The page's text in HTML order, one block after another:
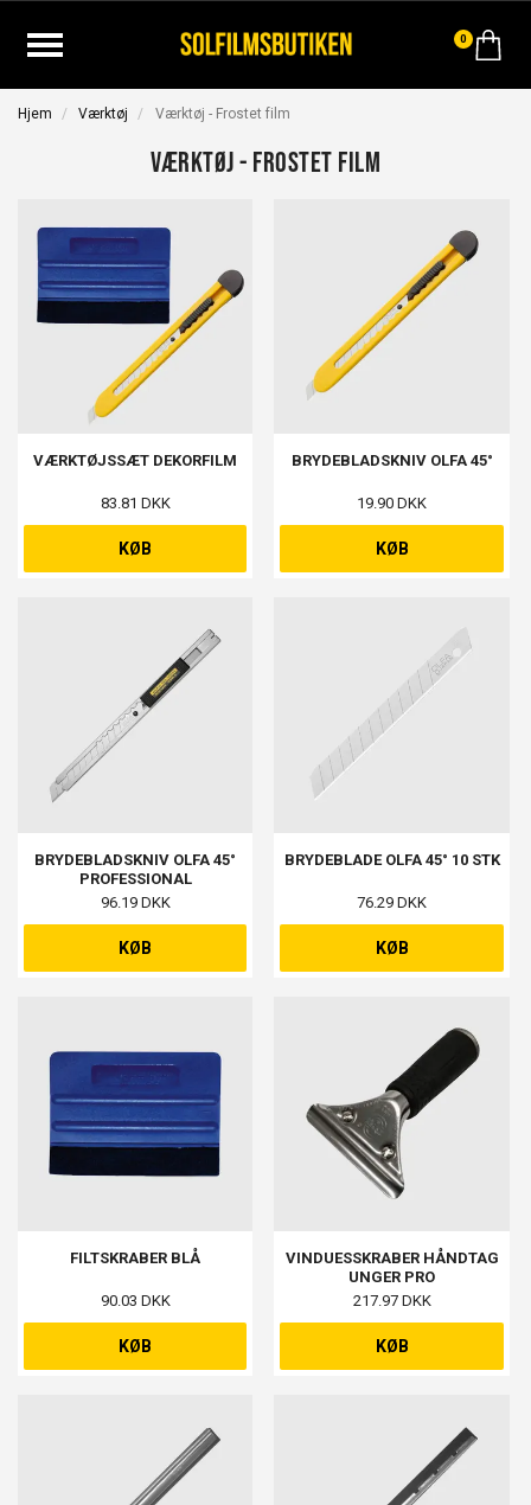
0
Hjem Værktøj Værktøj - Frostet film
Værktøj - Frostet film
VÆRKTØJSSÆT DEKORFILM
83.81 DKK
KØB
BRYDEBLADSKNIV OLFA 45°
19.90 DKK
KØB
BRYDEBLADSKNIV OLFA 45°
PROFESSIONAL
96.19 DKK
KØB
BRYDEBLADE OLFA 45° 10 STK
76.29 DKK
KØB
FILTSKRABER BLÅ
90.03 DKK
KØB
VINDUESSKRABER HÅNDTAG
UNGER PRO
217.97 DKK
KØB